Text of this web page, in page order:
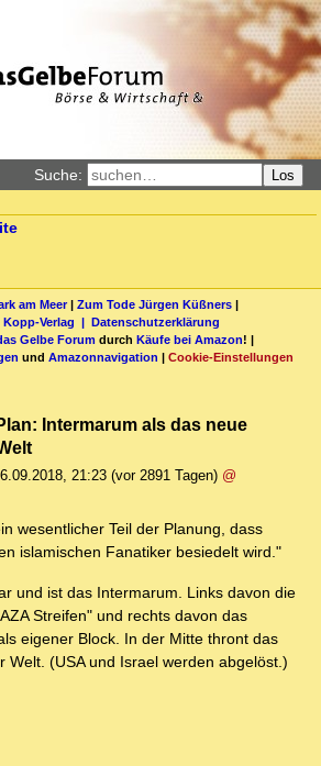
Suche: Los
am Meer| Zum Tode Jürgen Küßners |
Kopp-Verlag | Datenschutzerklärung
Gelbe Forum durch Käufe bei Amazon! |
und Amazonnavigation | Cookie-Einstellungen
Intermarum als das neue
21:23 (vor 2891 Tagen) @
wesentlicher Teil der Planung, dass
islamischen Fanatiker besiedelt wird."
und ist das Intermarum. Links davon die
Streifen" und rechts davon das
eigener Block. In der Mitte thront das
Welt. (USA und Israel werden abgelöst.)